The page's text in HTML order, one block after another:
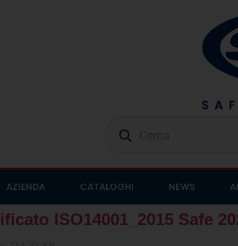
AZIENDA CATALOGHI NEWS
ISO14001_2015 Safe